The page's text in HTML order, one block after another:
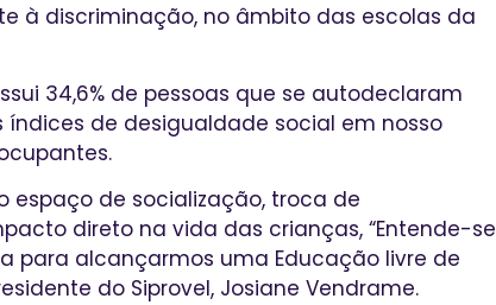
à discriminação, no âmbito das escolas da
34,6% de pessoas que se autodeclaram
índices de desigualdade social em nosso
espaço de socialização, troca de
direto na vida das crianças, “Entende-se
para alcançarmos uma Educação livre de
do Siprovel, Josiane Vendrame.